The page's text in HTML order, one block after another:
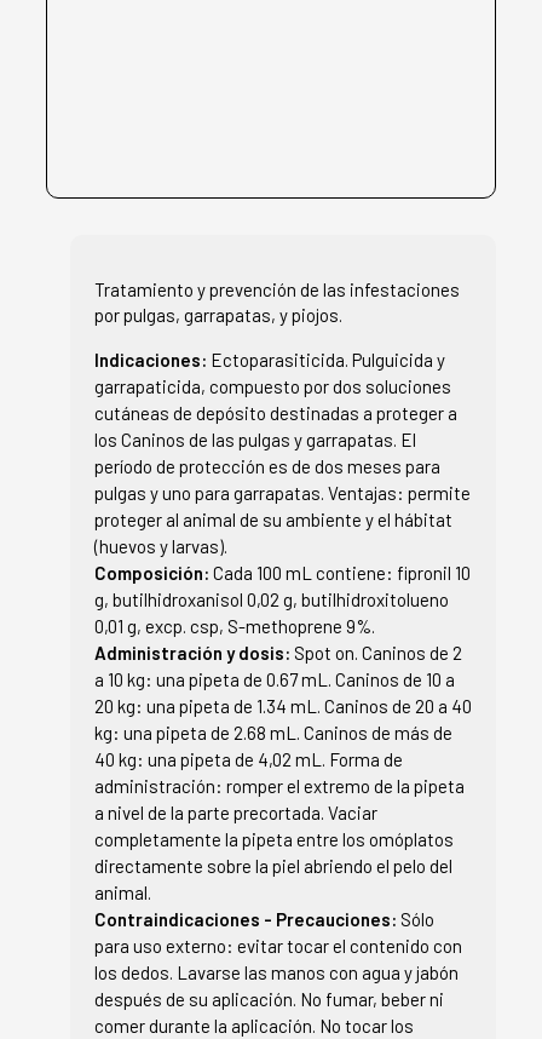
Tratamiento y prevención de las infestaciones
por pulgas, garrapatas, y piojos.
Indicaciones: Ectoparasiticida. Pulguicida y
garrapaticida, compuesto por dos soluciones
cutáneas de depósito destinadas a proteger a
los Caninos de las pulgas y garrapatas. El
período de protección es de dos meses para
pulgas y uno para garrapatas. Ventajas: permite
proteger al animal de su ambiente y el hábitat
(huevos y larvas).
Composición: Cada 100 mL contiene: fipronil 10
g, butilhidroxanisol 0,02 g, butilhidroxitolueno
0,01 g, excp. csp, S-methoprene 9%.
Administración y dosis: Spot on. Caninos de 2
a 10 kg: una pipeta de 0.67 mL. Caninos de 10 a
20 kg: una pipeta de 1.34 mL. Caninos de 20 a 40
kg: una pipeta de 2.68 mL. Caninos de más de
40 kg: una pipeta de 4,02 mL. Forma de
administración: romper el extremo de la pipeta
a nivel de la parte precortada. Vaciar
completamente la pipeta entre los omóplatos
directamente sobre la piel abriendo el pelo del
animal.
Contraindicaciones - Precauciones: Sólo
para uso externo: evitar tocar el contenido con
los dedos. Lavarse las manos con agua y jabón
después de su aplicación. No fumar, beber ni
comer durante la aplicación. No tocar los